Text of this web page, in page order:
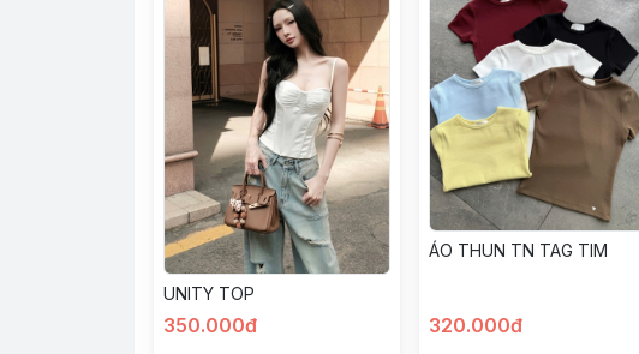
UNITY TOP
350.000đ
ÁO THUN TN TAG TIM
320.000đ